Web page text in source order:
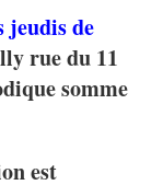
jeudis de
rue du 11
somme
est